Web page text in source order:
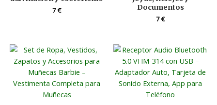
7€
Documentos
7€